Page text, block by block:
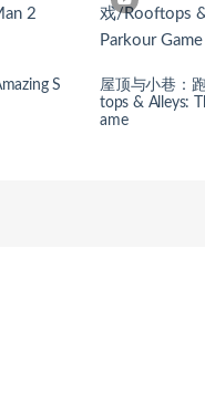
S
屋顶与小巷：
tops & Alleys:
ame